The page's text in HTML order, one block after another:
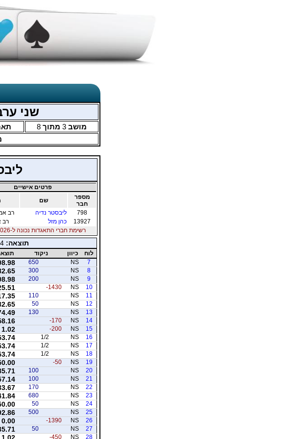
שני
מושב 3 מתוך 8
פרטים אישיים
מספר
חבר
שם
798
ליבסטר נדיה רב
13927
כהן מזל רב
רשימת חברי התאגדות נכונה ל-06/08/2026
תוצאה:
לוח כיוון ניקוד
7
NS
650
8
NS
300
9
NS
200
10
NS
-1430
11
NS
110
12
NS
50
13
NS
130
14
NS
-170
15
NS
-200
1.02
16
NS
1/2
17
NS
1/2
18
NS
1/2
19
NS
-50
20
NS
100
21
NS
100
22
NS
170
23
NS
680
24
NS
50
25
NS
500
26
NS
-1390
0.00
27
NS
50
28
NS
-450
1.02